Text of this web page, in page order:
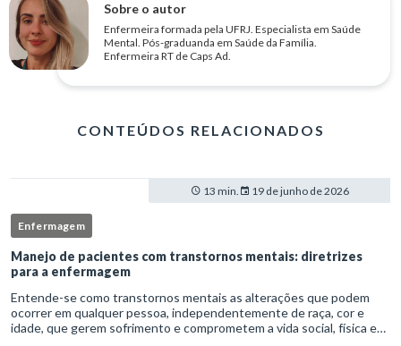
Sobre o autor
Enfermeira formada pela UFRJ. Especialista em Saúde
Mental. Pós-graduanda em Saúde da Família.
Enfermeira RT de Caps Ad.
CONTEÚDOS RELACIONADOS
13 min. 19 de junho de 2026
Enfermagem
Manejo de pacientes com transtornos mentais: diretrizes
para a enfermagem
Entende-se como transtornos mentais as alterações que podem
ocorrer em qualquer pessoa, independentemente de raça, cor e
idade, que gerem sofrimento e comprometem a vida social, física e